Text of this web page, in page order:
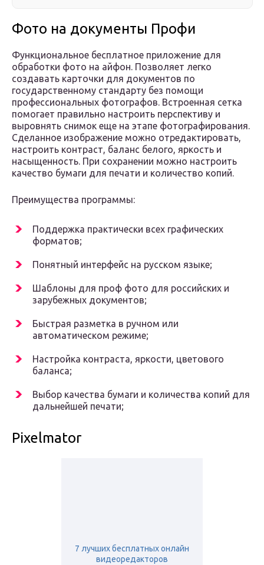
Фото на документы Профи
Функциональное бесплатное приложение для
обработки фото на айфон. Позволяет легко
создавать карточки для документов по
государственному стандарту без помощи
профессиональных фотографов. Встроенная сетка
помогает правильно настроить перспективу и
выровнять снимок еще на этапе фотографирования.
Сделанное изображение можно отредактировать,
настроить контраст, баланс белого, яркость и
насыщенность. При сохранении можно настроить
качество бумаги для печати и количество копий.
Преимущества программы:
Поддержка практически всех графических
форматов;
Понятный интерфейс на русском языке;
Шаблоны для проф фото для российских и
зарубежных документов;
Быстрая разметка в ручном или
автоматическом режиме;
Настройка контраста, яркости, цветового
баланса;
Выбор качества бумаги и количества копий для
дальнейшей печати;
Pixelmator
7 лучших бесплатных онлайн
видеоредакторов